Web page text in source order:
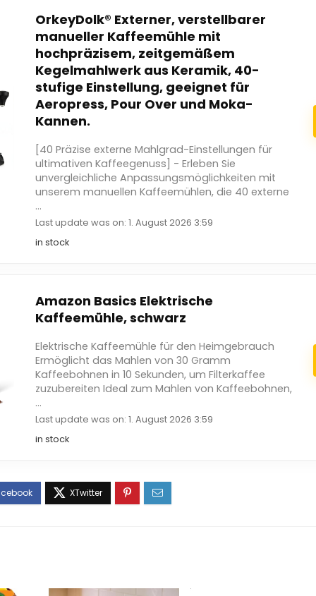
OrkeyDolk® Externer, verstellbarer
manueller Kaffeemühle mit
hochpräzisem, zeitgemäßem
Kegelmahlwerk aus Keramik, 40-
stufige Einstellung, geeignet für
Aeropress, Pour Over und Moka-
Kannen.
[40 Präzise externe Mahlgrad-Einstellungen für
ultimativen Kaffeegenuss] - Erleben Sie
unvergleichliche Anpassungsmöglichkeiten mit
unserem manuellen Kaffeemühlen, die 40 externe
...
Last update was on: 1. August 2026 3:59
in stock
Amazon Basics Elektrische
Kaffeemühle, schwarz
Elektrische Kaffeemühle für den Heimgebrauch
Ermöglicht das Mahlen von 30 Gramm
Kaffeebohnen in 10 Sekunden, um Filterkaffee
zuzubereiten Ideal zum Mahlen von Kaffeebohnen,
...
Last update was on: 1. August 2026 3:59
in stock